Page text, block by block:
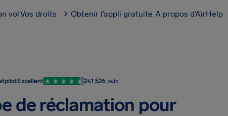
volVos droits Obtenir l’appli gratuite A propos d’AirHelp
Excellent 241 526 avis
de réclamation pour